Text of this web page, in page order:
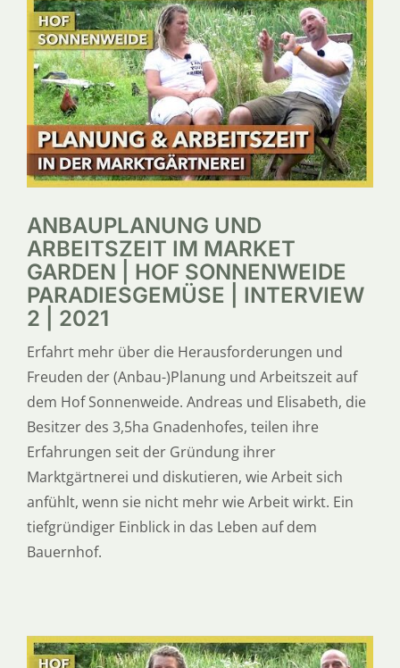
SERVICE
ÜBER UNS
ANBAUPLANUNG UND
ARBEITSZEIT IM MARKET
GARDEN | HOF SONNENWEIDE
PARADIESGEMÜSE | INTERVIEW
2 | 2021
Erfahrt mehr über die Herausforderungen und
Freuden der (Anbau-)Planung und Arbeitszeit auf
dem Hof Sonnenweide. Andreas und Elisabeth, die
Besitzer des 3,5ha Gnadenhofes, teilen ihre
Erfahrungen seit der Gründung ihrer
Marktgärtnerei und diskutieren, wie Arbeit sich
anfühlt, wenn sie nicht mehr wie Arbeit wirkt. Ein
tiefgründiger Einblick in das Leben auf dem
Bauernhof.